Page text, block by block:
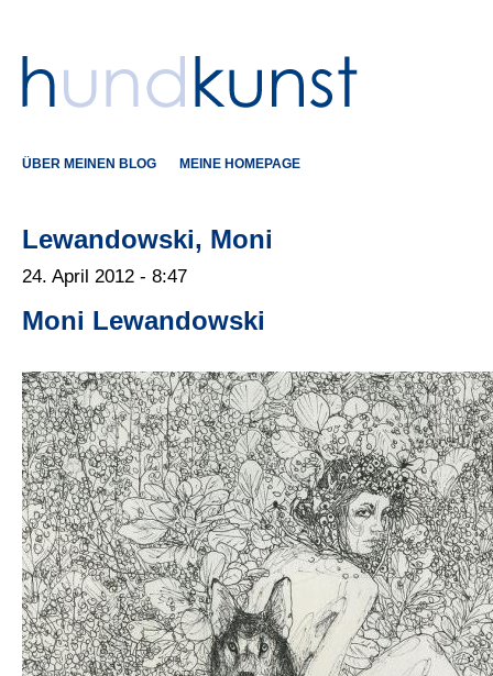
ÜBER MEINEN BLOG MEINE HOMEPAGE
Lewandowski, Moni
24. April 2012 - 8:47
Moni Lewandowski